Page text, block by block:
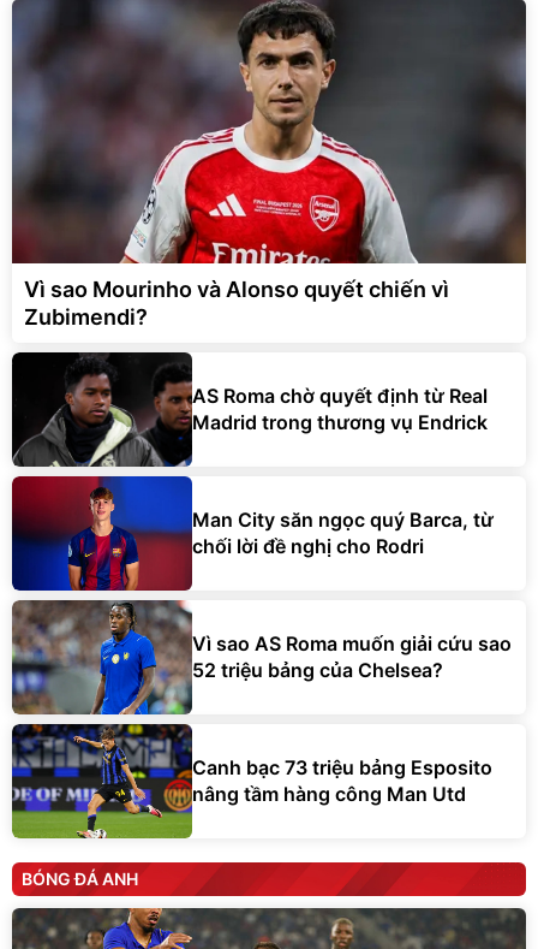
Vì sao Mourinho và Alonso quyết chiến vì
Zubimendi?
AS Roma chờ quyết định từ Real
Madrid trong thương vụ Endrick
Man City săn ngọc quý Barca, từ
chối lời đề nghị cho Rodri
Vì sao AS Roma muốn giải cứu sao
52 triệu bảng của Chelsea?
Canh bạc 73 triệu bảng Esposito
nâng tầm hàng công Man Utd
BÓNG ĐÁ ANH